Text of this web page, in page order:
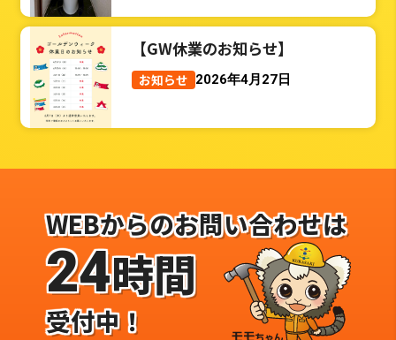
【GW休業のお知らせ】
お知らせ 2026年4月27日
WEBからのお問い合わせは
24時間
受付中！